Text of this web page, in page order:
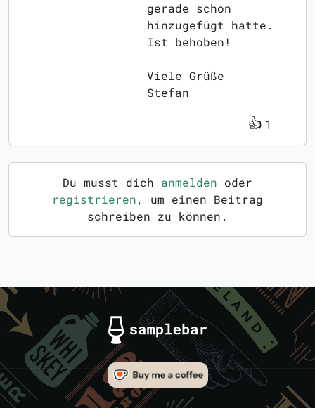
gerade schon
hinzugefügt hatte.
Ist behoben!
Viele Grüße
Stefan
👍 1
Du musst dich anmelden oder
registrieren, um einen Beitrag
schreiben zu können.